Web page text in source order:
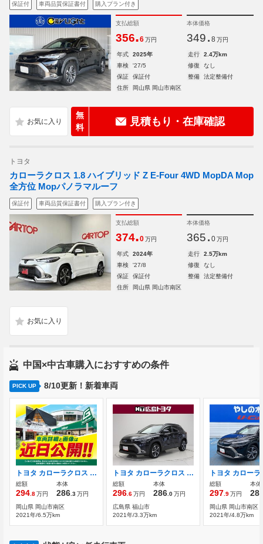
保証付 車両品質保証書付 購入プラン付き
支払総額
356.6 万円
本体価格
349. 8 万円
年式 2025年 走行
2.4万km
車検
'27/5 修復
なし
保証
保証付 整備
法定整備付
住所
岡山県 岡山市南区
無
料
見積もり・在庫確認
トヨタ
カローラクロス 1.8 ハイブリッド Z E-Four 4WD MopDA Mop
全方位 Mopパノラマルーフ
保証付 車両品質保証書付 購入プラン付き
支払総額
374.0 万円
本体価格
365. 0 万円
年式 2024年 走行
2.5万km
車検
'27/8 修復
なし
保証
保証付 整備
法定整備付
住所
岡山県 岡山市南区
中国×中古車購入におすすめの条件
PICK UP 8/10更新！新着車両
トヨタ カローラクロス 1.8 ハイブリッド Z /岡山県/ガリバー倉敷水島店
総額
294 .8万円
本体
286 .3万円
岡山県 岡山市南区
2021年/6.5万km
トヨタ カローラクロス 1.8 ハイブリッド Z パワーバックドア 全周囲モニター ETC
総額
296 .6万円
本体
286 .0万円
広島県 福山市
2021年/3.3万km
総額
297 .9万円
本体
岡山県 岡山市南区
2021年/4.8万km